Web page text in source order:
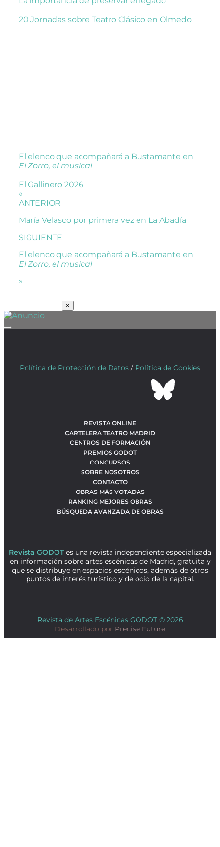
20 Jornadas sobre Teatro Clásico en Olmedo
El elenco que acompañará a Bustamante en
El Zorro, el musical
El Gallinero 2026
«
ANTERIOR
María Velasco por primera vez en La Abadía
SIGUIENTE
El elenco que acompañará a Bustamante en
El Zorro, el musical
»
×
Política de Protección de Datos / Política de Cookies
REVISTA ONLINE
CARTELERA TEATRO MADRID
CENTROS DE FORMACIÓN
PREMIOS GODOT
CONCURSOS
SOBRE NOSOTROS
CONTACTO
OBRAS MÁS VOTADAS
RANKING MEJORES OBRAS
BÚSQUEDA AVANZADA DE OBRAS
Revista GODOTes una revista independiente especializada
en información sobre artes escénicas de Madrid, gratuita y
que se distribuye en espacios escénicos, además de otros
puntos de interés turístico y de ocio de la capital.
Revista de Artes Escénicas GODOT © 2026
Desarrollado por Precise Future